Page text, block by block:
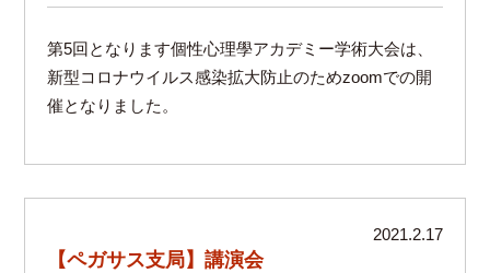
第5回となります個性心理學アカデミー学術大会は、
新型コロナウイルス感染拡大防止のためzoomでの開
催となりました。
2021.2.17
【ペガサス支局】講演会